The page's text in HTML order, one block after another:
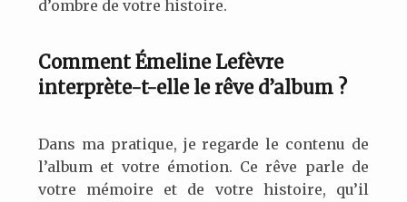
d’ombre de votre histoire.
Comment Émeline Lefèvre
interprète-t-elle le rêve d’album ?
Dans ma pratique, je regarde le contenu de
l’album et votre émotion. Ce rêve parle de
votre mémoire et de votre histoire, qu’il